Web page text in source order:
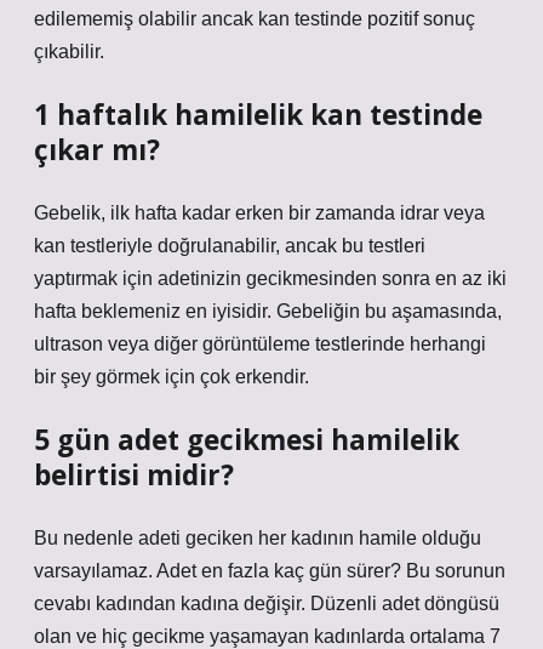
edilememiş olabilir ancak kan testinde pozitif sonuç
çıkabilir.
1 haftalık hamilelik kan testinde
çıkar mı?
Gebelik, ilk hafta kadar erken bir zamanda idrar veya
kan testleriyle doğrulanabilir, ancak bu testleri
yaptırmak için adetinizin gecikmesinden sonra en az iki
hafta beklemeniz en iyisidir. Gebeliğin bu aşamasında,
ultrason veya diğer görüntüleme testlerinde herhangi
bir şey görmek için çok erkendir.
5 gün adet gecikmesi hamilelik
belirtisi midir?
Bu nedenle adeti geciken her kadının hamile olduğu
varsayılamaz. Adet en fazla kaç gün sürer? Bu sorunun
cevabı kadından kadına değişir. Düzenli adet döngüsü
olan ve hiç gecikme yaşamayan kadınlarda ortalama 7